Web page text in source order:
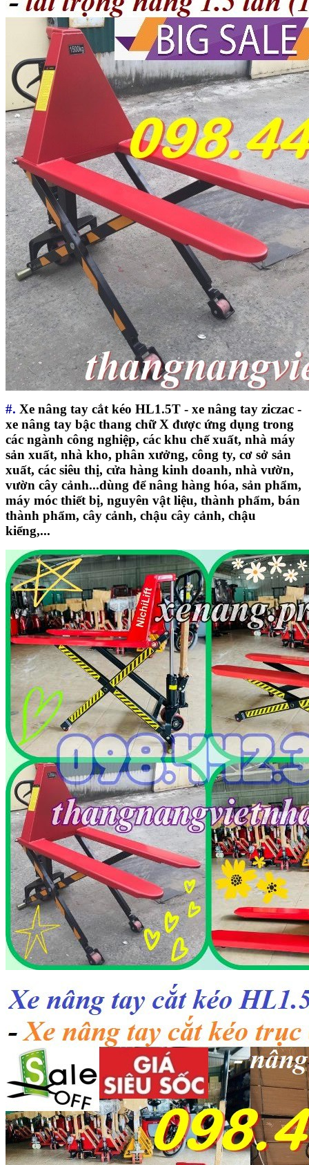
#. Xe nâng tay cắt kéo HL1.5T - xe nâng tay ziczac -
xe nâng tay bậc thang chữ X được ứng dụng trong
các ngành công nghiệp, các khu chế xuất, nhà máy
sản xuất, nhà kho, phân xưởng, công ty, cơ sở sản
xuất, các siêu thị, cửa hàng kinh doanh, nhà vườn,
vườn cây cảnh...dùng để nâng hàng hóa, sản phẩm,
máy móc thiết bị, nguyên vật liệu, thành phẩm, bán
thành phẩm, cây cảnh, chậu cây cảnh, chậu
kiểng,...